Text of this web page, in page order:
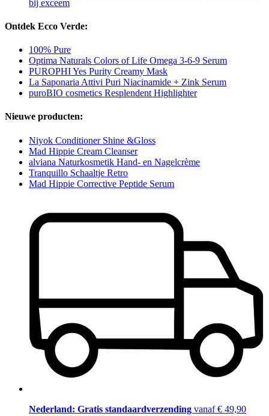
bij exceem
Ontdek Ecco Verde:
100% Pure
Optima Naturals Colors of Life Omega 3-6-9 Serum
PUROPHI Yes Purity Creamy Mask
La Saponaria Attivi Puri Niacinamide + Zink Serum
puroBIO cosmetics Resplendent Highlighter
Nieuwe producten:
Niyok Conditioner Shine &Gloss
Mad Hippie Cream Cleanser
alviana Naturkosmetik Hand- en Nagelcrème
Tranquillo Schaaltje Retro
Mad Hippie Corrective Peptide Serum
Nederland: Gratis standaardverzending vanaf € 49,90